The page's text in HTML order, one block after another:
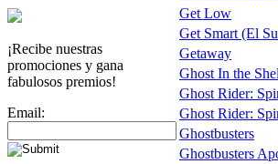
¡Recibe nuestras
promociones y gana
fabulosos premios!
Email:
Get Low
Get Smart (El
Getaway
Ghost In the
Ghost Rider:
Ghost Rider:
Ghostbusters
Ghostbusters